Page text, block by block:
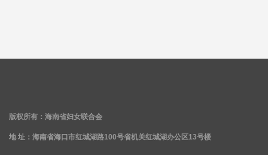
版权所有：海南省妇女联合会
地 址：海南省海口市红城湖路100号省机关红城湖办公区13号楼